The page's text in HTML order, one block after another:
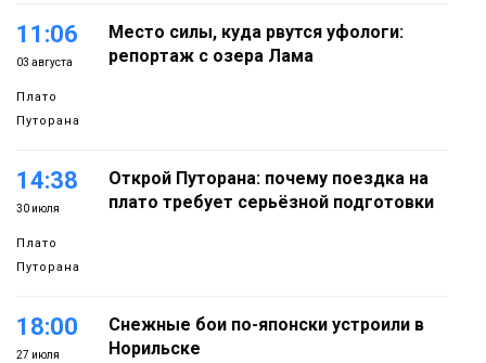
11:06
03 августа
Плато
Путорана
Место силы, куда рвутся уфологи:
репортаж с озера Лама
14:38
30 июля
Плато
Путорана
Открой Путорана: почему поездка на
плато требует серьёзной подготовки
18:00
27 июля
Снежные бои по-японски устроили в
Норильске